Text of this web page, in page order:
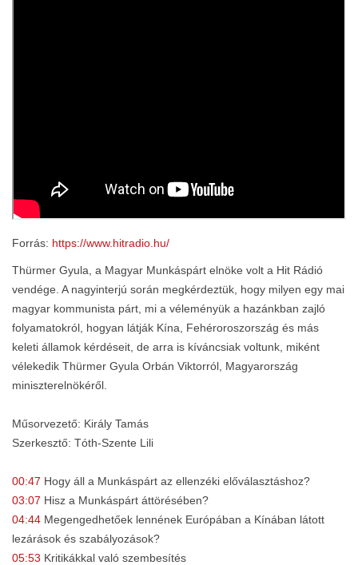
Forrás: https://www.hitradio.hu/
Thürmer Gyula, a Magyar Munkáspárt elnöke volt a Hit Rádió
vendége. A nagyinterjú során megkérdeztük, hogy milyen egy mai
magyar kommunista párt, mi a véleményük a hazánkban zajló
folyamatokról, hogyan látják Kína, Fehéroroszország és más
keleti államok kérdéseit, de arra is kíváncsiak voltunk, miként
vélekedik Thürmer Gyula Orbán Viktorról, Magyarország
miniszterelnökéről.
Műsorvezető: Király Tamás
Szerkesztő: Tóth-Szente Lili
00:47 Hogy áll a Munkáspárt az ellenzéki előválasztáshoz?
03:07 Hisz a Munkáspárt áttörésében?
04:44 Megengedhetőek lennének Európában a Kínában látott
lezárások és szabályozások?
05:53 Kritikákkal való szembesítés